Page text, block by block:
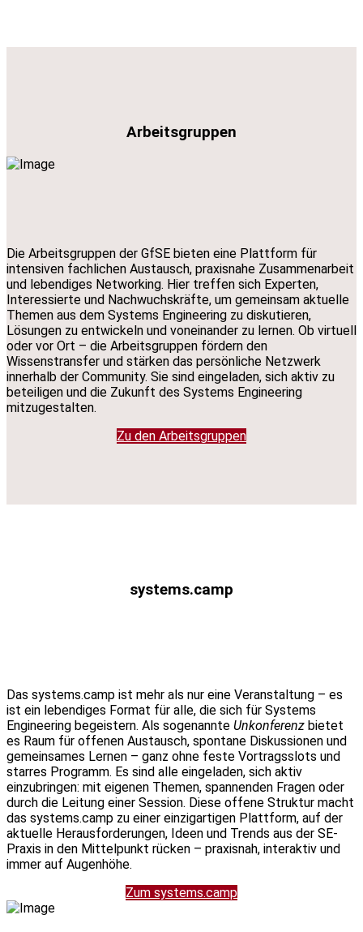
Arbeitsgruppen
Die Arbeitsgruppen der GfSE bieten eine Plattform für
intensiven fachlichen Austausch, praxisnahe Zusammenarbeit
und lebendiges Networking. Hier treffen sich Experten,
Interessierte und Nachwuchskräfte, um gemeinsam aktuelle
Themen aus dem Systems Engineering zu diskutieren,
Lösungen zu entwickeln und voneinander zu lernen. Ob virtuell
oder vor Ort – die Arbeitsgruppen fördern den
Wissenstransfer und stärken das persönliche Netzwerk
innerhalb der Community. Sie sind eingeladen, sich aktiv zu
beteiligen und die Zukunft des Systems Engineering
mitzugestalten.
Zu den Arbeitsgruppen
systems.camp
Das systems.camp ist mehr als nur eine Veranstaltung – es
ist ein lebendiges Format für alle, die sich für Systems
Engineering begeistern. Als sogenannte Unkonferenz bietet
es Raum für offenen Austausch, spontane Diskussionen und
gemeinsames Lernen – ganz ohne feste Vortragsslots und
starres Programm. Es sind alle eingeladen, sich aktiv
einzubringen: mit eigenen Themen, spannenden Fragen oder
durch die Leitung einer Session. Diese offene Struktur macht
das systems.camp zu einer einzigartigen Plattform, auf der
aktuelle Herausforderungen, Ideen und Trends aus der SE-
Praxis in den Mittelpunkt rücken – praxisnah, interaktiv und
immer auf Augenhöhe.
Zum systems.camp